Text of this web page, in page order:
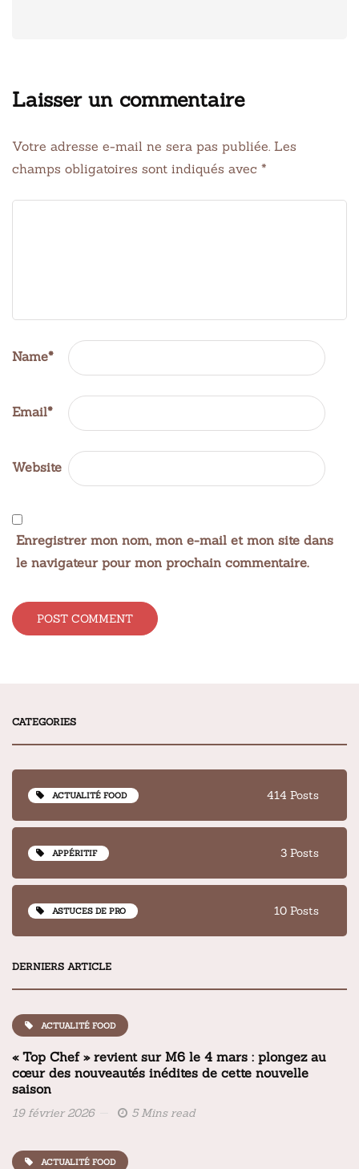
Laisser un commentaire
Votre adresse e-mail ne sera pas publiée. Les
champs obligatoires sont indiqués avec *
Name*
Email*
Website
Enregistrer mon nom, mon e-mail et mon site dans
le navigateur pour mon prochain commentaire.
CATEGORIES
ACTUALITÉ FOOD 414 Posts
APPÉRITIF 3 Posts
ASTUCES DE PRO 10 Posts
DERNIERS ARTICLE
ACTUALITÉ FOOD
« Top Chef » revient sur M6 le 4 mars : plongez au
cœur des nouveautés inédites de cette nouvelle
saison
19 février 2026 5 Mins read
ACTUALITÉ FOOD